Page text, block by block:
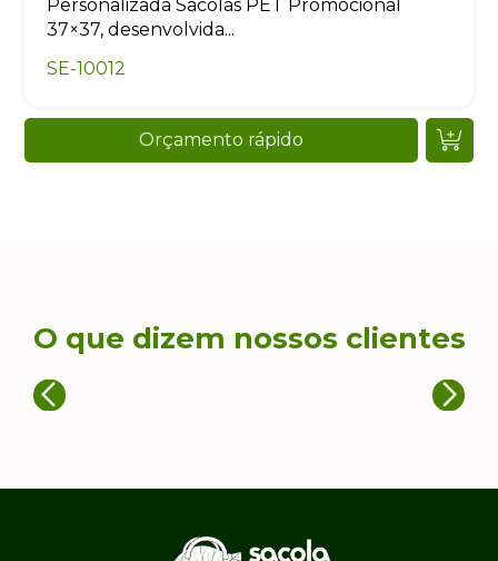
Personalizada Sacolas PET Promocional
37×37, desenvolvida...
SE-10012
Orçamento rápido
O que dizem nossos clientes